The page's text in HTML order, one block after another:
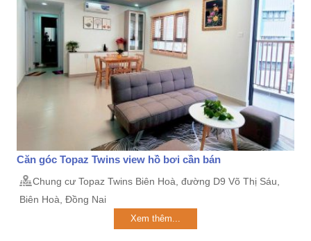
Căn góc Topaz Twins view hồ bơi cần bán
Chung cư Topaz Twins Biên Hoà, đường D9 Võ Thị Sáu,
Biên Hoà, Đồng Nai
Xem thêm...